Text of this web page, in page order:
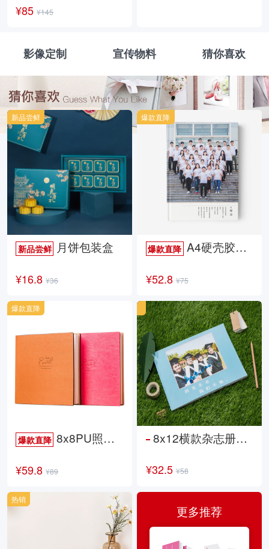
¥85 ¥145
影像定制 宣传物料 猜你喜欢
新品尝鲜 月饼包装盒
¥16.8 ¥36
新品尝鲜
爆款直降A4硬壳胶装照片书34p哑膜
¥52.8 ¥75
爆款直降
爆款直降 8x8PU照片书NewLife
¥59.8 ¥89
爆款直降
8x12横款杂志册26p
¥32.5 ¥58
热销
更多推荐